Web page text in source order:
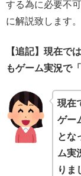
する為に必要不
に解説致します。
【追記】現在で
もゲーム実況で
現在
ゲー
とな
ム実
りま